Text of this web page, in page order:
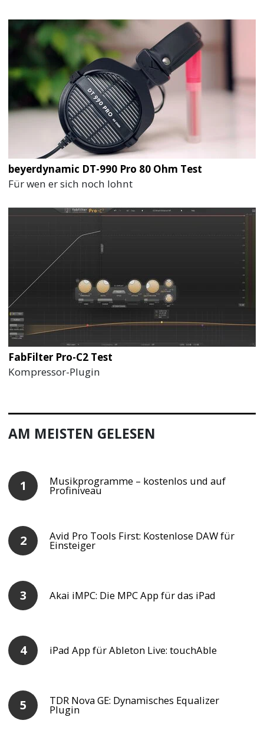
beyerdynamic DT-990 Pro 80 Ohm Test
Für wen er sich noch lohnt
FabFilter Pro-C2 Test
Kompressor-Plugin
AM MEISTEN GELESEN
Musikprogramme – kostenlos und auf
Profiniveau
Avid Pro Tools First: Kostenlose DAW für
Einsteiger
Akai iMPC: Die MPC App für das iPad
iPad App für Ableton Live: touchAble
TDR Nova GE: Dynamisches Equalizer
Plugin